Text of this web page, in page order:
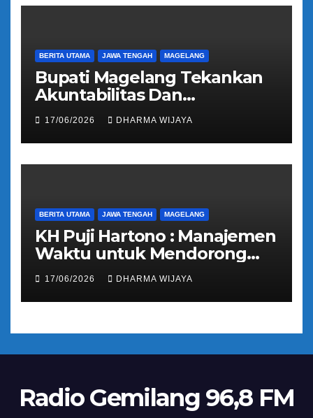
BERITA UTAMA JAWA TENGAH MAGELANG
Bupati Magelang Tekankan
Akuntabilitas Dan
Tranparansi Pengelolaan
Bantuan Keuangan Parpol
17/06/2026 DHARMA WIJAYA
BERITA UTAMA JAWA TENGAH MAGELANG
KH Puji Hartono : Manajemen
Waktu untuk Mendorong
Umat Semakin Baik
17/06/2026 DHARMA WIJAYA
Radio Gemilang 96,8 FM